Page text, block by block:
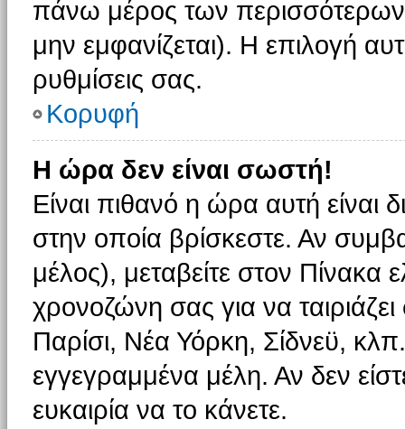
πάνω μέρος των περισσότερων
μην εμφανίζεται). Η επιλογή
ρυθμίσεις σας.
Κορυφή
Η ώρα δεν είναι σωστή!
Είναι πιθανό η ώρα αυτή είναι
στην οποία βρίσκεστε. Αν
μέλος), μεταβείτε στον Πίνακα
χρονοζώνη σας για να
Παρίσι, Νέα Υόρκη, Σίδνεϋ,
εγγεγραμμένα μέλη. Αν δεν
ευκαιρία να το κάνετε.